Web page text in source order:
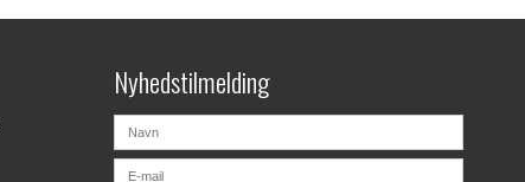
Nyhedstilmelding